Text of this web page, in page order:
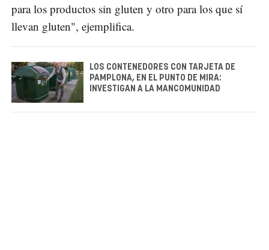
para los productos sin gluten y otro para los que sí
llevan gluten", ejemplifica.
LOS CONTENEDORES CON TARJETA DE
PAMPLONA, EN EL PUNTO DE MIRA:
INVESTIGAN A LA MANCOMUNIDAD